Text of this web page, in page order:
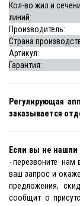
Кол-во жил и
линий:
Производитель:
Страна
Артикул:
Гарантия:
Регулирующая
заказывается
Если вы не
- перезвоните нам
ваш запрос и
предложения,
сообщит о